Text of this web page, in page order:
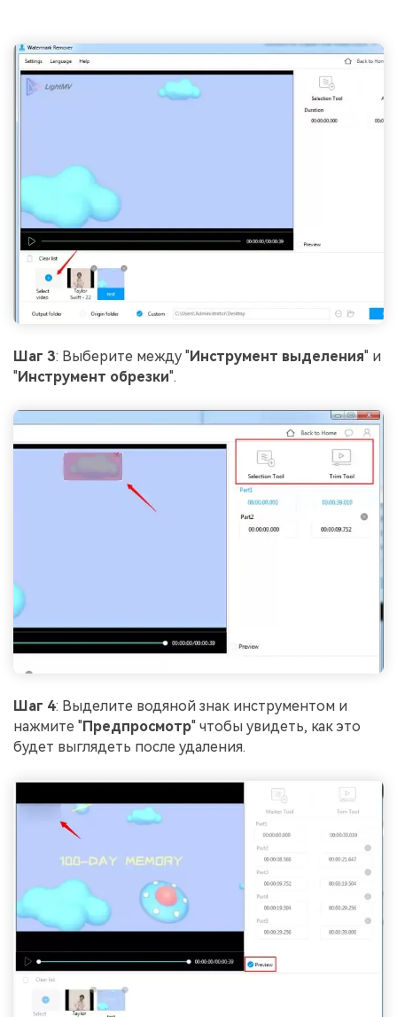
Шаг 3: Выберите между "Инструмент выделения" и
"Инструмент обрезки".
Шаг 4: Выделите водяной знак инструментом и
нажмите "Предпросмотр" чтобы увидеть, как это
будет выглядеть после удаления.